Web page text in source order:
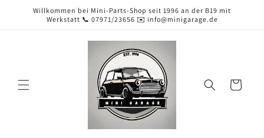
zumWillkommen bei Mini-Parts-Shop seit 1996 an der B19 mit
Werkstatt 📞 07971/23656 ✉️ info@minigarage.de
Warenkorb